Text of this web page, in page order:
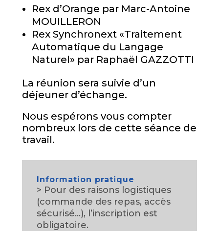
Rex d’Orange par Marc-Antoine
MOUILLERON
Rex Synchronext «Traitement
Automatique du Langage
Naturel» par Raphaël GAZZOTTI
La réunion sera suivie d’un
déjeuner d’échange.
Nous espérons vous compter
nombreux lors de cette séance de
travail.
Information pratique
> Pour des raisons logistiques
(commande des repas, accès
sécurisé…), l’inscription est
obligatoire.